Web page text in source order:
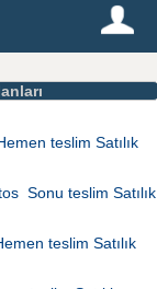
teslim Satılık
Sonu teslim Satılık
teslim Satılık